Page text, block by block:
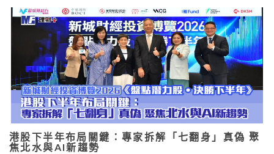
港股下半年布局關鍵：專家拆解「七翻身」真偽 聚
焦北水與AI新趨勢